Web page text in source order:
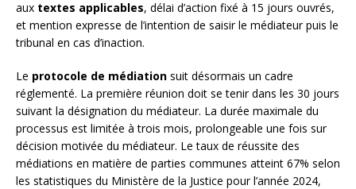
aux textes applicables, délai d’action fixé à 15 jours ouvrés,
et mention expresse de l’intention de saisir le médiateur puis le
tribunal en cas d’inaction.
Le protocole de médiation suit désormais un cadre
réglementé. La première réunion doit se tenir dans les 30 jours
suivant la désignation du médiateur. La durée maximale du
processus est limitée à trois mois, prolongeable une fois sur
décision motivée du médiateur. Le taux de réussite des
médiations en matière de parties communes atteint 67% selon
les statistiques du Ministère de la Justice pour l’année 2024,